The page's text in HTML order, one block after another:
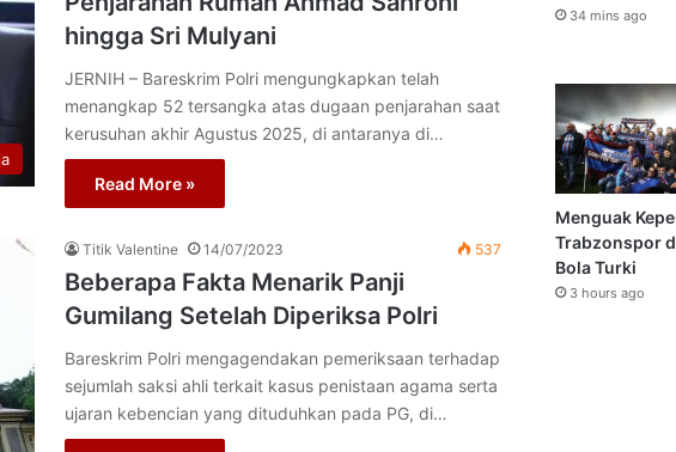
hingga Sri Mulyani
JERNIH – Bareskrim Polri mengungkapkan telah
menangkap 52 tersangka atas dugaan penjarahan saat
kerusuhan akhir Agustus 2025, di antaranya di…
Read More »
Titik Valentine 14/07/2023 537
Beberapa Fakta Menarik Panji
Gumilang Setelah Diperiksa Polri
Bareskrim Polri mengagendakan pemeriksaan terhadap
sejumlah saksi ahli terkait kasus penistaan agama serta
ujaran kebencian yang dituduhkan pada PG, di…
34 mins ago
Menguak
Trabzonspor
Bola Turki
3 hours ago